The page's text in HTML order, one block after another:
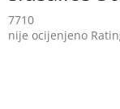
7710
The
nije ocijenjeno